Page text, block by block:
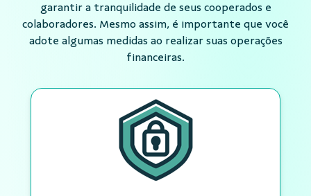
garantir a tranquilidade de seus cooperados e
colaboradores. Mesmo assim, é importante que você
adote algumas medidas ao realizar suas operações
financeiras.